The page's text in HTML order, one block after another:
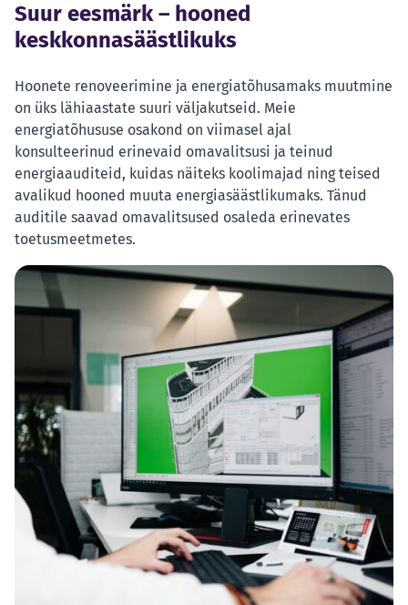
Suur eesmärk – hooned
keskkonnasäästlikuks
Hoonete renoveerimine ja energiatõhusamaks muutmine
on üks lähiaastate suuri väljakutseid. Meie
energiatõhususe osakond on viimasel ajal
konsulteerinud erinevaid omavalitsusi ja teinud
energiaauditeid, kuidas näiteks koolimajad ning teised
avalikud hooned muuta energiasäästlikumaks. Tänud
auditile saavad omavalitsused osaleda erinevates
toetusmeetmetes.